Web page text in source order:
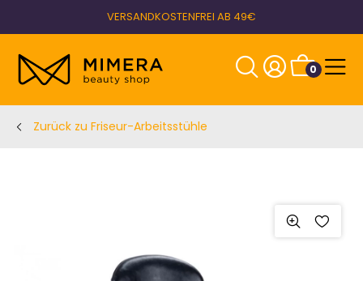
VERSANDKOSTENFREI AB 49€
0
Zurück zu Friseur-Arbeitsstühle